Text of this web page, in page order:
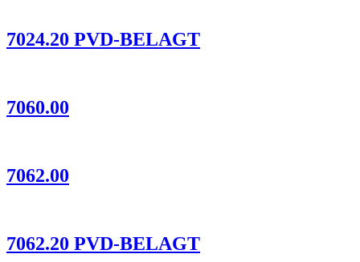
7024.20 PVD-BELAGT
7060.00
7062.00
7062.20 PVD-BELAGT